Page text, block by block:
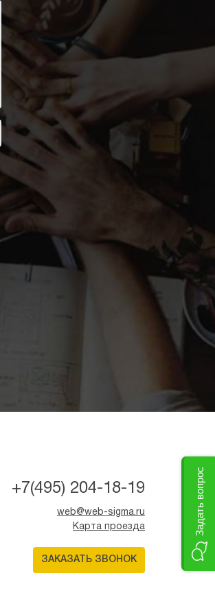
+7(495) 204-18-19
web@web-sigma.ru
Карта проезда
ЗАКАЗАТЬ ЗВОНОК
Задать вопрос